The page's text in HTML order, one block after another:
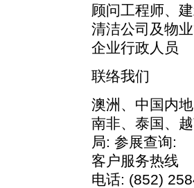
顾问工程师、
清洁公司及物
企业行政人员
联络我们
澳洲、中国内
南非、泰国、
局: 参展查询:
客户服务热线
电话: (852)